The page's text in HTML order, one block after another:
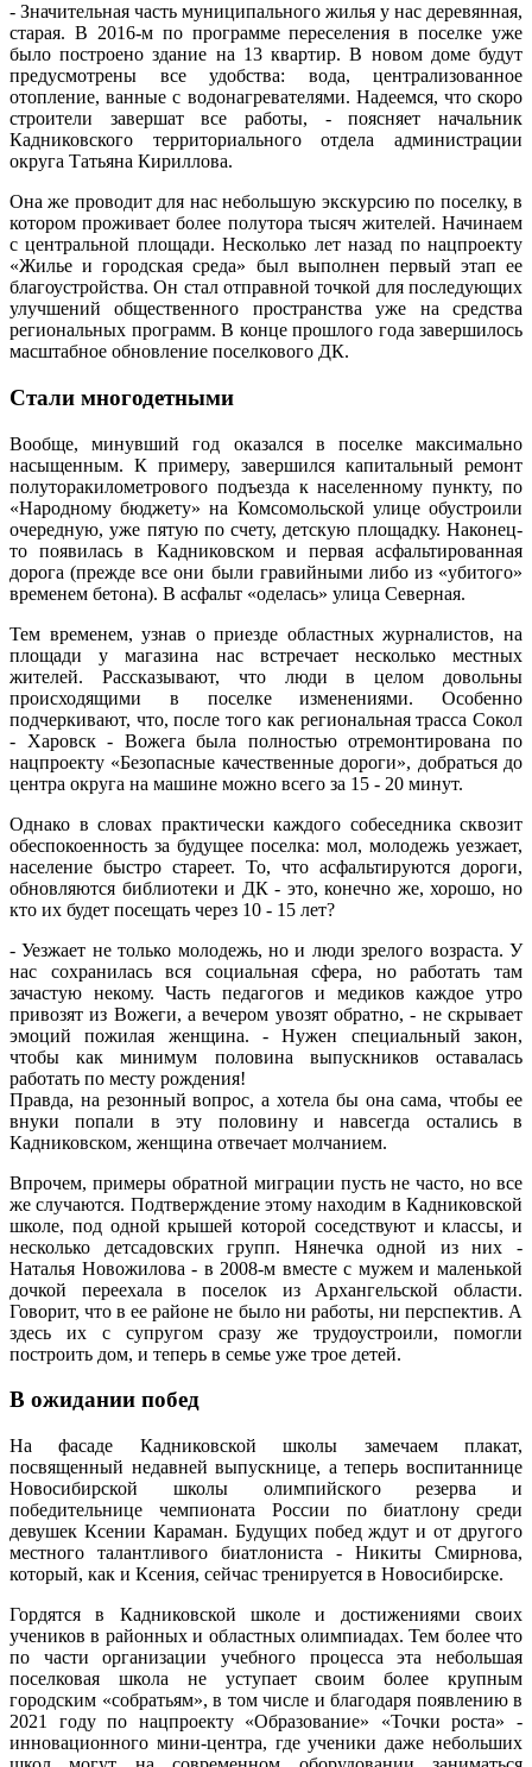
- Значительная часть муниципального жилья у нас деревянная,
старая. В 2016-м по программе переселения в поселке уже
было построено здание на 13 квартир. В новом доме будут
предусмотрены все удобства: вода, централизованное
отопление, ванные с водонагревателями. Надеемся, что скоро
строители завершат все работы, - поясняет начальник
Кадниковского территориального отдела администрации
округа Татьяна Кириллова.
Она же проводит для нас небольшую экскурсию по поселку, в
котором проживает более полутора тысяч жителей. Начинаем
с центральной площади. Несколько лет назад по нацпроекту
«Жилье и городская среда» был выполнен первый этап ее
благоустройства. Он стал отправной точкой для последующих
улучшений общественного пространства уже на средства
региональных программ. В конце прошлого года завершилось
масштабное обновление поселкового ДК.
Стали многодетными
Вообще, минувший год оказался в поселке максимально
насыщенным. К примеру, завершился капитальный ремонт
полуторакилометрового подъезда к населенному пункту, по
«Народному бюджету» на Комсомольской улице обустроили
очередную, уже пятую по счету, детскую площадку. Наконец-
то появилась в Кадниковском и первая асфальтированная
дорога (прежде все они были гравийными либо из «убитого»
временем бетона). В асфальт «оделась» улица Северная.
Тем временем, узнав о приезде областных журналистов, на
площади у магазина нас встречает несколько местных
жителей. Рассказывают, что люди в целом довольны
происходящими в поселке изменениями. Особенно
подчеркивают, что, после того как региональная трасса Сокол
- Харовск - Вожега была полностью отремонтирована по
нацпроекту «Безопасные качественные дороги», добраться до
центра округа на машине можно всего за 15 - 20 минут.
Однако в словах практически каждого собеседника сквозит
обеспокоенность за будущее поселка: мол, молодежь уезжает,
население быстро стареет. То, что асфальтируются дороги,
обновляются биб­лиотеки и ДК - это, конечно же, хорошо, но
кто их будет посещать через 10 - 15 лет?
- Уезжает не только молодежь, но и люди зрелого возраста. У
нас сохранилась вся социальная сфера, но работать там
зачастую некому. Часть педагогов и медиков каждое утро
привозят из Вожеги, а вечером увозят обратно, - не скрывает
эмоций пожилая женщина. - Нужен специальный закон,
чтобы как минимум половина выпускников оставалась
работать по месту рождения!
Правда, на резонный вопрос, а хотела бы она сама, чтобы ее
внуки попали в эту половину и навсегда остались в
Кадниковском, женщина отвечает молчанием.
Впрочем, примеры обратной миграции пусть не часто, но все
же случаются. Подтверждение этому находим в Кадниковской
школе, под одной крышей которой соседствуют и классы, и
несколько детсадовских групп. Нянечка одной из них -
Наталья Новожилова - в 2008-м вместе с мужем и маленькой
дочкой переехала в поселок из Архангельской области.
Говорит, что в ее районе не было ни работы, ни перспектив. А
здесь их с супругом сразу же трудоустроили, помогли
построить дом, и теперь в семье уже трое детей.
В ожидании побед
На фасаде Кадниковской школы замечаем плакат,
посвященный недавней выпускнице, а теперь воспитаннице
Новосибирской школы олимпийского резерва и
победительнице чемпионата России по биатлону среди
девушек Ксении Караман. Будущих побед ждут и от другого
местного талантливого биатлониста - Никиты Смирнова,
который, как и Ксения, сейчас тренируется в Новосибирске.
Гордятся в Кадниковской школе и достижениями своих
учеников в районных и областных олимпиадах. Тем более что
по части организации учебного процесса эта небольшая
поселковая школа не уступает своим более крупным
городским «собратьям», в том числе и благодаря появлению в
2021 году по нацпроекту «Образование» «Точки роста» -
инновационного мини-центра, где ученики даже небольших